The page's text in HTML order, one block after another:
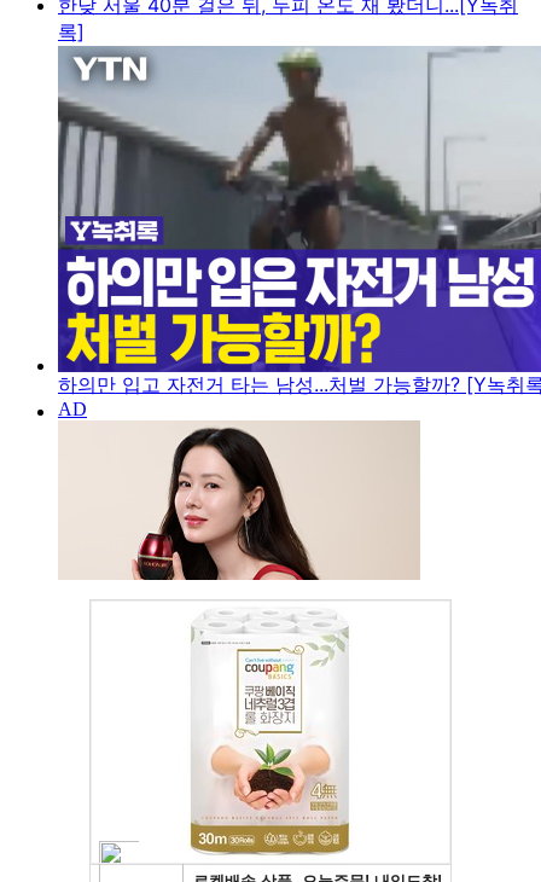
한낮 서울 40분 걸은 뒤, 두피 온도 재 봤더니...[Y녹취
록]
하의만 입고 자전거 타는 남성...처벌 가능할까? [Y녹취